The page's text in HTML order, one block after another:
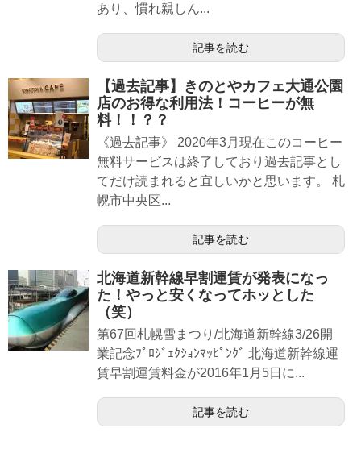
あり、慣れ親しん...
記事を読む
【過去記事】きのとやカフェ大通公園
店のお得な利用法！コーヒーが無
料！！？？
《過去記事》 2020年3月現在このコーヒー
無料サービスは終了しており過去記事とし
てだけ読まれると宜しいかと思います。 札
幌市中央区...
記事を読む
北海道新幹線早割運賃が発表になっ
た！やっと安くなってホッとした
（笑）
第67回札幌雪まつり/北海道新幹線3/26開
業記念ﾌﾟﾛｼﾞｪｸｼｮﾝﾏｯﾋﾟﾝｸﾞ 北海道新幹線運
賃早割運賃料金が2016年1月5日に...
記事を読む